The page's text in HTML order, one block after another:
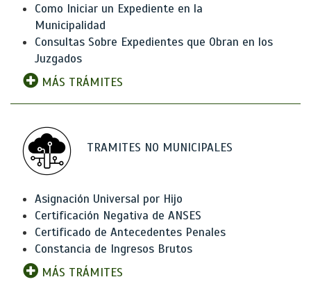
Como Iniciar un Expediente en la
Municipalidad
Consultas Sobre Expedientes que Obran en los
Juzgados
MÁS TRÁMITES
TRAMITES NO MUNICIPALES
Asignación Universal por Hijo
Certificación Negativa de ANSES
Certificado de Antecedentes Penales
Constancia de Ingresos Brutos
MÁS TRÁMITES